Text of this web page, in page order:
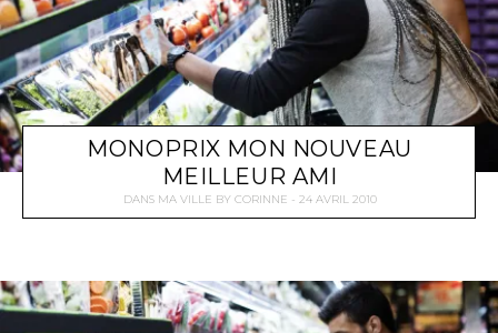
MONOPRIX MON NOUVEAU
MEILLEUR AMI
DANS MA VILLE BY CORINNE 24 AVRIL 2010